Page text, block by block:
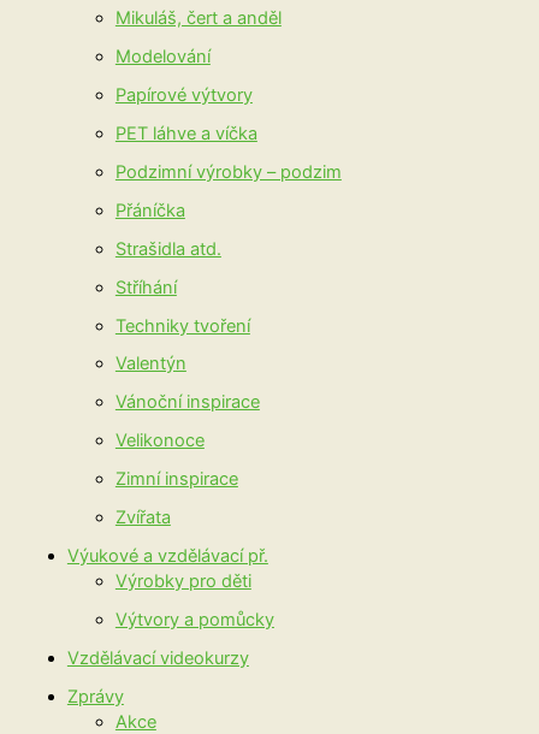
Mikuláš, čert a anděl
Modelování
Papírové výtvory
PET láhve a víčka
Podzimní výrobky – podzim
Přáníčka
Strašidla atd.
Stříhání
Techniky tvoření
Valentýn
Vánoční inspirace
Velikonoce
Zimní inspirace
Zvířata
Výukové a vzdělávací př.
Výrobky pro děti
Výtvory a pomůcky
Vzdělávací videokurzy
Zprávy
Akce